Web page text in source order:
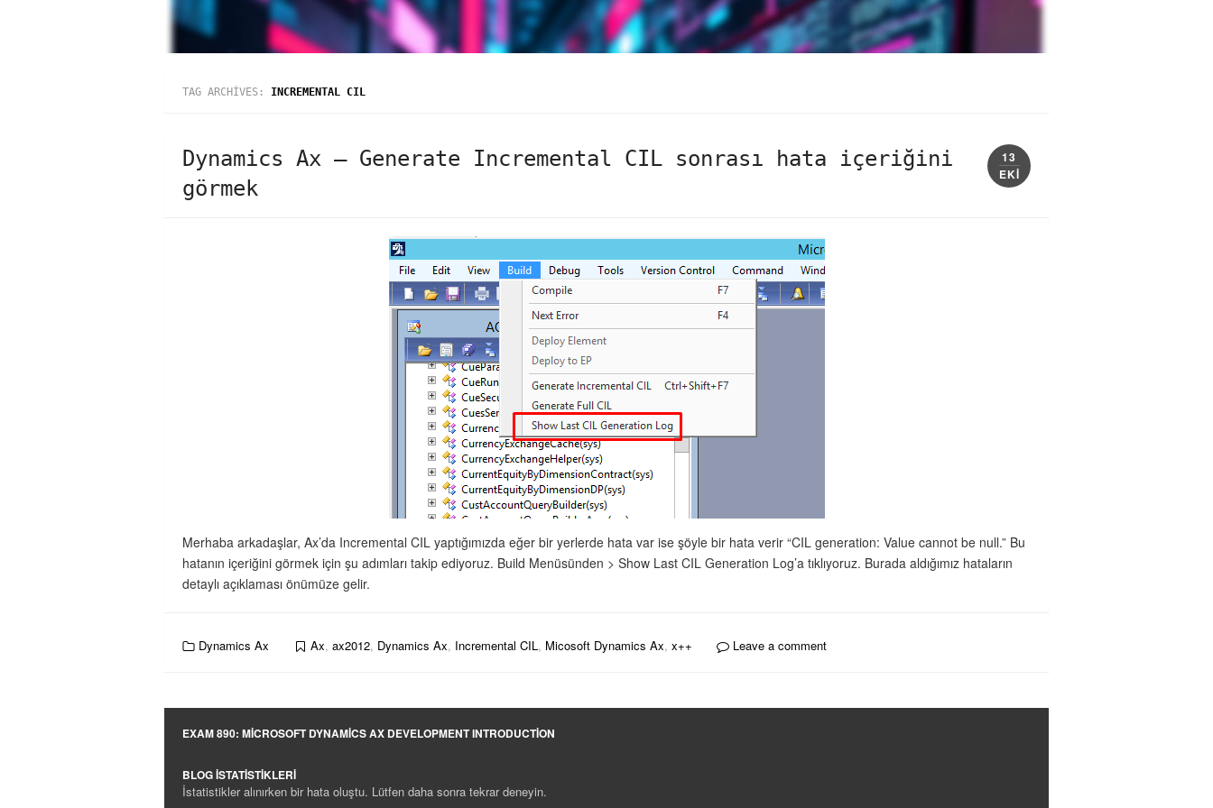
TAG ARCHIVES: INCREMENTAL CIL
Dynamics Ax – Generate Incremental CIL sonrası hata içeriğini
görmek
13
EKI
Merhaba arkadaşlar, Ax’da Incremental CIL yaptığımızda eğer bir yerlerde hata var ise şöyle bir hata verir “CIL generation: Value cannot be null.” Bu
hatanın içeriğini görmek için şu adımları takip ediyoruz. Build Menüsünden > Show Last CIL Generation Log’a tıklıyoruz. Burada aldığımız hataların
detaylı açıklaması önümüze gelir.
Dynamics Ax Ax, ax2012, Dynamics Ax, Incremental CIL, Micosoft Dynamics Ax, x++ Leave a comment
EXAM 890: MICROSOFT DYNAMICS AX DEVELOPMENT INTRODUCTION
BLOG İSTATISTIKLERI
İstatistikler alınırken bir hata oluştu. Lütfen daha sonra tekrar deneyin.